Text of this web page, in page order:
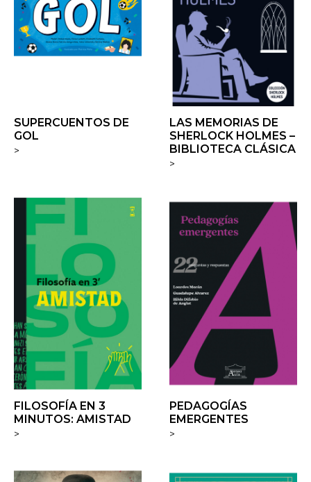
SUPERCUENTOS DE
GOL
>
LAS MEMORIAS DE
SHERLOCK HOLMES –
BIBLIOTECA CLÁSICA
>
FILOSOFÍA EN 3
MINUTOS: AMISTAD
>
PEDAGOGÍAS
EMERGENTES
>